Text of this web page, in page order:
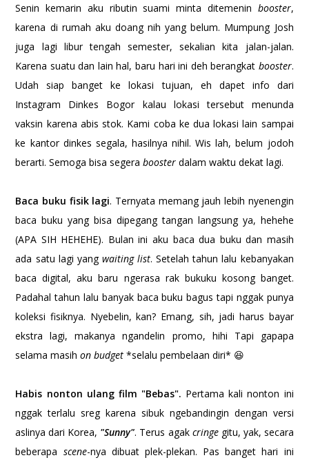
Senin kemarin aku ributin suami minta ditemenin booster,
karena di rumah aku doang nih yang belum. Mumpung Josh
juga lagi libur tengah semester, sekalian kita jalan-jalan.
Karena suatu dan lain hal, baru hari ini deh berangkat booster.
Udah siap banget ke lokasi tujuan, eh dapet info dari
Instagram Dinkes Bogor kalau lokasi tersebut menunda
vaksin karena abis stok. Kami coba ke dua lokasi lain sampai
ke kantor dinkes segala, hasilnya nihil. Wis lah, belum jodoh
berarti. Semoga bisa segerabooster dalam waktu dekat lagi.
Baca buku fisik lagi. Ternyata memang jauh lebih nyenengin
baca buku yang bisa dipegang tangan langsung ya, hehehe
(APA SIH HEHEHE). Bulan ini aku baca dua buku dan masih
ada satu lagi yang waiting list. Setelah tahun lalu kebanyakan
baca digital, aku baru ngerasa rak bukuku kosong banget.
Padahal tahun lalu banyak baca buku bagus tapi nggak punya
koleksi fisiknya. Nyebelin, kan? Emang, sih, jadi harus bayar
ekstra lagi, makanya ngandelin promo, hihi Tapi gapapa
selama masihon budget *selalu pembelaan diri* 😆
Habis nonton ulang film "Bebas". Pertama kali nonton ini
nggak terlalu sreg karena sibuk ngebandingin dengan versi
aslinya dari Korea, "Sunny". Terus agak cringegitu, yak, secara
beberapa scene-nya dibuat plek-plekan. Pas banget hari ini